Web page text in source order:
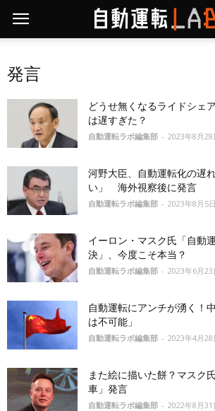
発言
どうせ無くなるライドシェ
は遅すぎた？
自動運転ラボ編集部 - 2023年8月28
河野大臣、自動運転化の遅
い」 海外視察後に発言
自動運転ラボ編集部 - 2023年8月5
イーロン・マスク氏「自動
決」、今度こそ本当？
自動運転ラボ編集部 - 2023年6月23
自動運転にアンチが湧く！
は不可能」
自動運転ラボ編集部 - 2023年4月28
また絵に描いた餅？マスク
車」発言
自動運転ラボ編集部 - 2022年8月31